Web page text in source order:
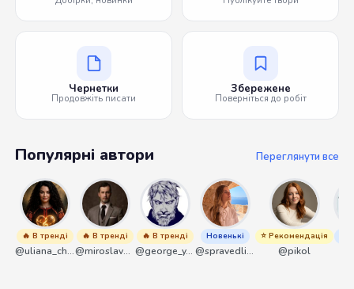
Чернетки
Продовжіть писати
Збережене
Поверніться до робіт
Популярні автори Переглянути все
🔥 В тренді
@uliana_chernenko
🔥 В тренді
@miroslavmaniyk
🔥 В тренді
@george_y_lawlett
Новенькі
@spravedliwa
⭐ Рекомендація
@pikol